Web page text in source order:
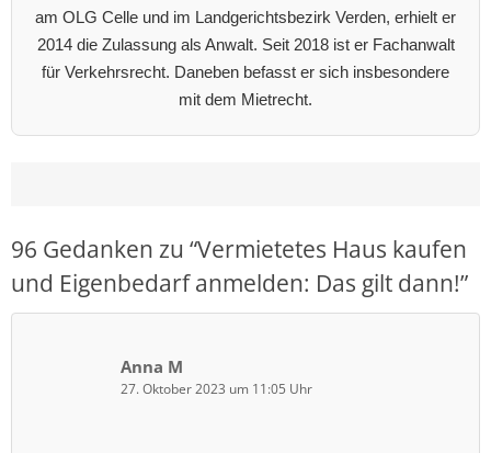
am OLG Celle und im Landgerichtsbezirk Verden, erhielt er
2014 die Zulassung als Anwalt. Seit 2018 ist er Fachanwalt
für Verkehrsrecht. Daneben befasst er sich insbesondere
mit dem Mietrecht.
96 Gedanken zu “Vermietetes Haus kaufen
und Eigenbedarf anmelden: Das gilt dann!”
Anna M
27. Oktober 2023 um 11:05 Uhr